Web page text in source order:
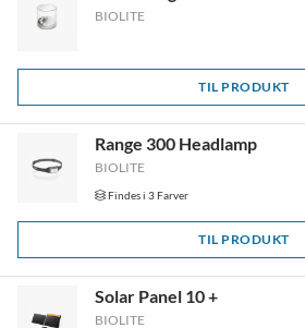
BIOLITE
TIL PRODUKT
Range 300 Headlamp
BIOLITE
Findes i 3 Farver
TIL PRODUKT
Solar Panel 10 +
BIOLITE